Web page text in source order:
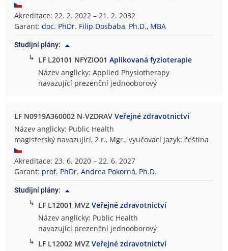
Akreditace: 22. 2. 2022 – 21. 2. 2032
Garant:doc. PhDr. Filip Dosbaba, Ph.D., MBA
Studijní plány:
↳ LF L20101 NFYZIO01Aplikovaná fyzioterapie
Název anglicky: Applied Physiotherapy
navazující prezenční jednooborový
LF N0919A360002 N-VZDRAVVeřejné zdravotnictví
Název anglicky: Public Health
magisterský navazující, 2 r., Mgr., vyučovací jazyk: čeština
Akreditace: 23. 6. 2020 – 22. 6. 2027
Garant: prof. PhDr. Andrea Pokorná, Ph.D.
Studijní plány:
↳ LF L12001 MVZVeřejné zdravotnictví
Název anglicky: Public Health
navazující prezenční jednooborový
↳ LF L12002 MVZVeřejné zdravotnictví